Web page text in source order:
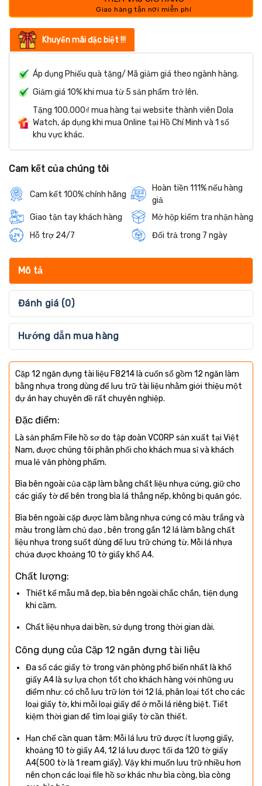
Khuyến mãi đặc biệt !!!
Áp dụng Phiếu quà tặng/ Mã giảm giá theo ngành hàng.
Giảm giá 10% khi mua từ 5 sản phẩm trở lên.
Tặng 100.000₫ mua hàng tại website thành viên Dola
Watch, áp dụng khi mua Online tại Hồ Chí Minh và 1 số
khu vực khác.
Cam kết của chúng tôi
Cam kết 100% chính hãng
Hoàn tiền 111% nếu hàng
giả
Giao tận tay khách hàng
Mở hộp kiểm tra nhận hàng
Hỗ trợ 24/7
Đổi trả trong 7 ngày
Mô tả
Đánh giá (0)
Hướng dẫn mua hàng
Cặp 12 ngăn đựng tài liệu F8214 là cuốn sổ gồm 12 ngăn làm
bằng nhựa trong dùng để lưu trữ tài liệu nhằm giới thiệu một
dự án hay chuyên đề rất chuyên nghiệp.
Đặc điểm:
Là sản phẩm File hồ sơ do tập đoàn VCORP sản xuất tại Việt
Nam, được chúng tôi phân phối cho khách mua sỉ và khách
mua lẻ văn phòng phẩm.
Bìa bên ngoài của cặp làm bằng chất liệu nhựa cứng, giữ cho
các giấy tờ để bên trong bìa lá thẳng nếp, không bị quăn góc.
Bìa bên ngoài cặp được làm bằng nhựa cứng có màu trắng và
màu trong làm chủ dạo , bên trong gắn 12 lá làm bằng chất
liệu nhựa trong suốt dùng để lưu trữ chứng từ. Mỗi lá nhựa
chứa được khoảng 10 tờ giấy khổ A4.
Chất lượng:
Thiết kế mẫu mã đẹp, bìa bên ngoài chắc chắn, tiện dụng
khi cầm.
Chất liệu nhựa dai bền, sử dụng trong thời gian dài.
Công dụng của Cặp 12 ngăn đựng tài liệu
Đa số các giấy tờ trong văn phòng phổ biến nhất là khổ
giấy A4 là sự lựa chọn tốt cho khách hàng với những ưu
điểm như: có chỗ lưu trữ lớn tới 12 lá, phân loại tốt cho các
loại giấy tờ, khi mỗi loại giấy để ở mỗi lá riêng biệt. Tiết
kiệm thời gian để tìm loại giấy tờ cần thiết.
Hạn chế cần quan tâm: Mỗi lá lưu trữ được ít lượng giấy,
khoảng 10 tờ giấy A4, 12 lá lưu được tối đa 120 tờ giấy
A4(500 tờ là 1 ream giấy). Vậy khi muốn lưu trữ nhiều hơn
nên chọn các loại file hồ sơ khác như bìa còng, bìa còng